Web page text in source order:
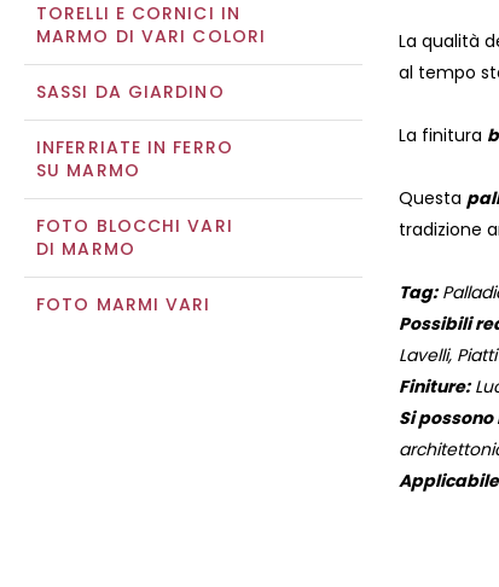
TORELLI E CORNICI IN
MARMO DI VARI COLORI
SASSI DA GIARDINO
INFERRIATE IN FERRO
SU MARMO
FOTO BLOCCHI VARI
DI MARMO
FOTO MARMI VARI
La qualità
al tempo
La finitura
Questa
tradizione
Tag:
Possibili
Lavelli,
Finiture:
Si